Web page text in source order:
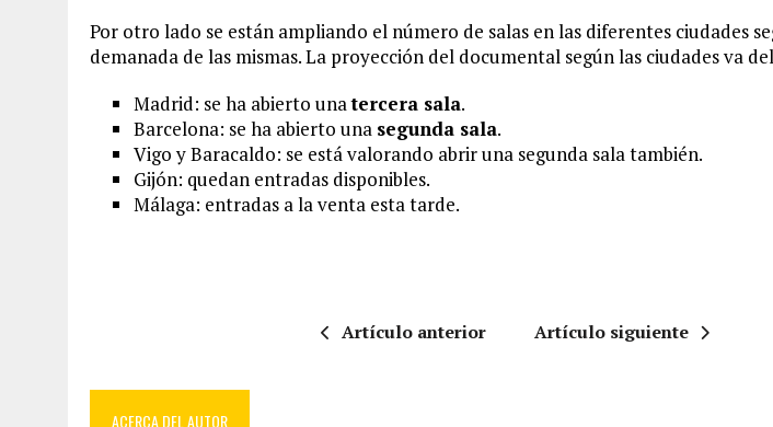
Por otro lado se están ampliando el número de salas en las diferentes ciudades
demanada de las mismas. La proyección del documental según las ciudades va
Madrid: se ha abierto unatercera sala.
Barcelona: se ha abierto una segunda sala.
Vigo y Baracaldo: se está valorando abrir una segunda sala también.
Gijón: quedan entradas disponibles.
Málaga: entradas a la venta esta tarde.
Artículo anterior Artículo siguiente
ACERCA DEL AUTOR